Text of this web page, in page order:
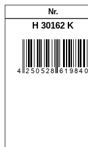
Nr.
H 30162 K